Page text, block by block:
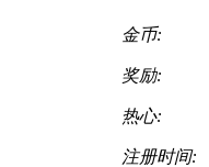
金币:
奖励:
热心:
注册时间: